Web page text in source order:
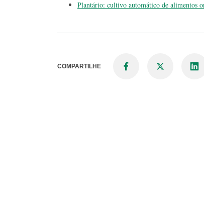
Plantário: cultivo automático de alimentos
COMPARTILHE